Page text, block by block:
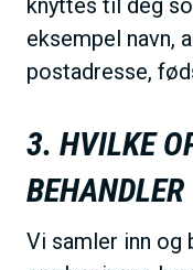
knyttes til deg
eksempel navn,
postadresse,
3. HVILKE
Vi samler inn og